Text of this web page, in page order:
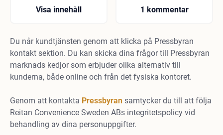
Visa innehåll 1 kommentar
Du når kundtjänsten genom att klicka på Pressbyran
kontakt sektion. Du kan skicka dina frågor till Pressbyran
marknads kedjor som erbjuder olika alternativ till
kunderna, både online och från det fysiska kontoret.
Genom att kontakta Pressbyran samtycker du till att följa
Reitan Convenience Sweden ABs integritetspolicy vid
behandling av dina personuppgifter.